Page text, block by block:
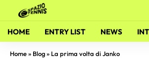
HOME ENTRY LIST NEWS
Home» Blog» La prima volta di Janko